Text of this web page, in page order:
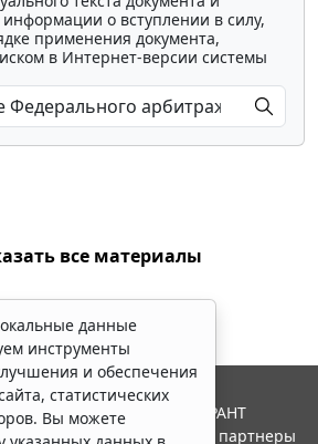
о вступлении в силу,
применения документа,
в Интернет-версии системы
все материалы
данные
инструменты
и обеспечения
статистических
Вы можете
2026. Система ГАРАНТ
Компания "Гарант" и ее партнеры